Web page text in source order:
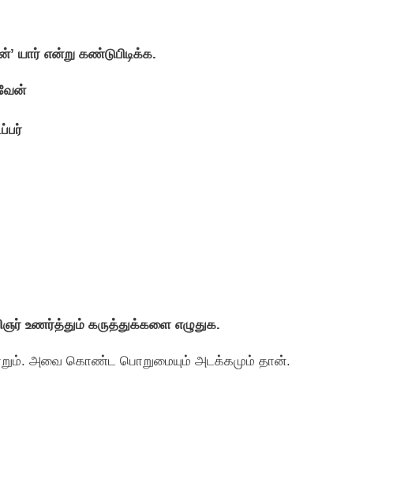
யார் என்று கண்டுபிடிக்க.
உணர்த்தும் கருத்துக்களை எழுதுக.
மாறும். அவை கொண்ட பொறுமையும் அடக்கமும் தான்.